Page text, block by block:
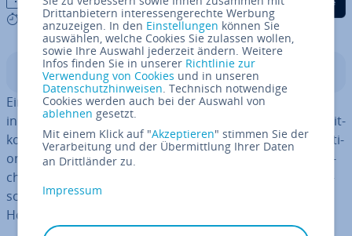
3 mins
In­halts­ver­zeich­nis
Ein GigaFLOPS (GFLOPS) be­zeich­net eine Re­chen­ein­heit
in der Com­pu­ter­tech­nik und steht für eine Milliarde Gleit­
kom­ma­ope­ra­tio­nen pro Sekunde (Floating Point Ope­ra­ti­
ons per Second). FLOPS sind eine Maß­ein­heit für die Re­
chen­leis­tung von Pro­zes­so­ren, ins­be­son­de­re in wis­sen­
schaft­li­chen An­wen­dun­gen, ma­schi­nel­lem Lernen und
Hoch­leis­tungs­rech­nern.
Drittanbietern interessengerechte Werbung
anzuzeigen. In den Einstellungen können Sie
auswählen, welche Cookies Sie zulassen wollen,
sowie Ihre Auswahl jederzeit ändern. Weitere
Infos finden Sie in unserer Richtlinie zur
Verwendung von Cookies und in unseren
Datenschutzhinweisen. Technisch notwendige
Cookies werden auch bei der Auswahl von
ablehnen gesetzt.
Mit einem Klick auf "Akzeptieren" stimmen Sie der
Verarbeitung und der Übermittlung Ihrer Daten
an Drittländer zu.
Impressum